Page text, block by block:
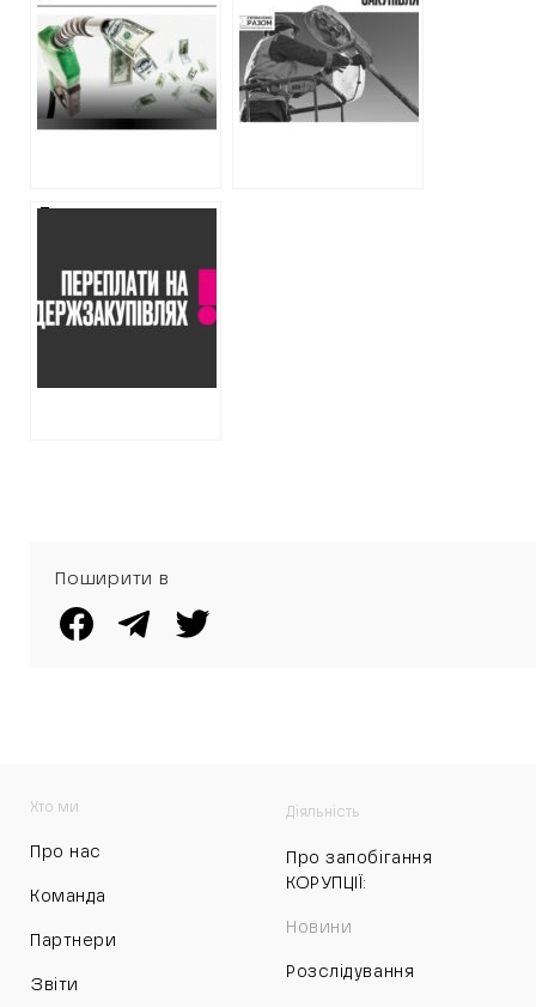
переплатила
мільйони за
найдорожче
паливо
Салтівці
коштуватиме
майже 15
мільйонів:
завищені ціни
Ексохоронець
сільраду на
Харківщині за
Поширити в
Хто ми
Про нас
Команда
Партнери
Звіти
Діяльність
Про запобігання
КОРУПЦІЇ:
Новини
Розслідування